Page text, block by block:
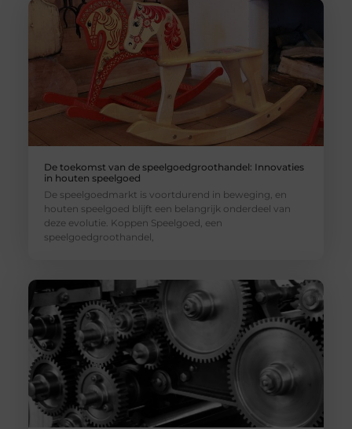
De toekomst van de speelgoedgroothandel: Innovaties
in houten speelgoed
De speelgoedmarkt is voortdurend in beweging, en
houten speelgoed blijft een belangrijk onderdeel van
deze evolutie. Koppen Speelgoed, een
speelgoedgroothandel,